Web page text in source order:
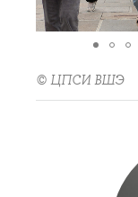
© ЦПСИ ВШЭ